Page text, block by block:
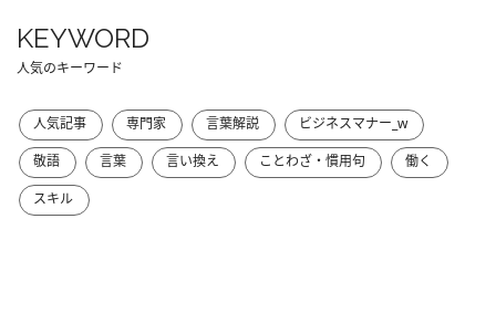
KEYWORD
人気のキーワード
人気記事 専門家 言葉解説
ビジネスマナー_w
敬語
言葉 言い換え ことわざ・慣用句
働く
スキル